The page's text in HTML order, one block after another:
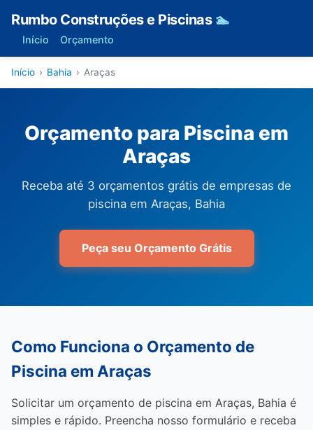
Rumbo Construções e Piscinas 🏊
Início Orçamento
Início › Bahia › Araças
Orçamento para Piscina em
Araças
Receba até 3 orçamentos grátis de empresas de
piscina em Araças, Bahia
Peça seu Orçamento Grátis
Como Funciona o Orçamento de
Piscina em Araças
Solicitar um orçamento de piscina em Araças, Bahia é
simples e rápido. Preencha nosso formulário e receba